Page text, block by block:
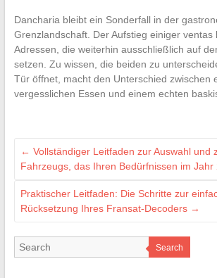
Dancharia bleibt ein Sonderfall in der
Grenzlandschaft. Der Aufstieg einiger ventas
Adressen, die weiterhin ausschließlich auf
setzen. Zu wissen, die beiden zu
Tür öffnet, macht den Unterschied zwischen
vergesslichen Essen und einem echten
← Vollständiger Leitfaden zur Auswahl und
Fahrzeugs, das Ihren Bedürfnissen im Jahr
Praktischer Leitfaden: Die Schritte zur
Rücksetzung Ihres Fransat-Decoders →
Search